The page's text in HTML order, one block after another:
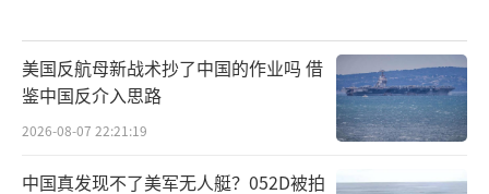
美国反航母新战术抄了中国的作业吗 借
鉴中国反介入思路
2026-08-07 22:21:19
中国真发现不了美军无人艇？052D被拍